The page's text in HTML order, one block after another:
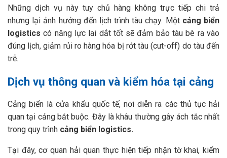
Những dịch vụ này tuy chủ hàng không trực tiếp chi trả
nhưng lại ảnh hưởng đến lịch trình tàu chạy. Mộtcảng biển
logistics có năng lực lai dắt tốt sẽ đảm bảo tàu bè ra vào
đúng lịch, giảm rủi ro hàng hóa bị rớt tàu (cut-off) do tàu đến
trễ.
Dịch vụ thông quan và kiểm hóa tại cảng
Cảng biển là cửa khẩu quốc tế, nơi diễn ra các thủ tục hải
quan tại cảng bắt buộc. Đây là khâu thường gây ách tắc nhất
trong quy trình cảng biển logistics.
Tại đây, cơ quan hải quan thực hiện tiếp nhận tờ khai, kiểm